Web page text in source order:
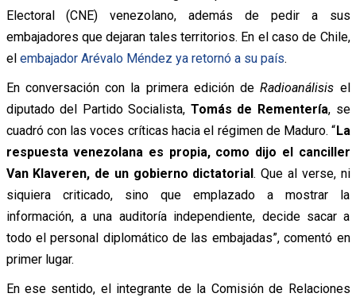
Electoral (CNE) venezolano, además de pedir a sus
embajadores que dejaran tales territorios. En el caso de Chile,
el embajador Arévalo Méndez ya retornó a su país.
En conversación con la primera edición deRadioanálisis el
diputado del Partido Socialista, Tomás de Rementería, se
cuadró con las voces críticas hacia el régimen de Maduro. “La
respuesta venezolana es propia, como dijo el canciller
Van Klaveren, de un gobierno dictatorial. Que al verse, ni
siquiera criticado, sino que emplazado a mostrar la
información, a una auditoría independiente, decide sacar a
todo el personal diplomático de las embajadas”, comentó en
primer lugar.
En ese sentido, el integrante de la Comisión de Relaciones